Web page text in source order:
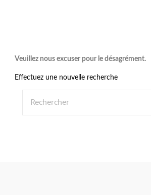
Veuillez nous excuser pour le désagrément.
Effectuez une nouvelle recherche